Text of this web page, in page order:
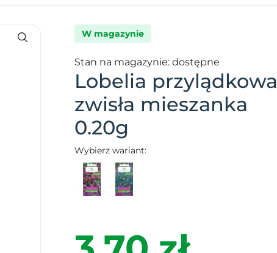
W magazynie
Stan na magazynie: dostępne
Lobelia przylądkowa
zwisła mieszanka
0.20g
Wybierz wariant: